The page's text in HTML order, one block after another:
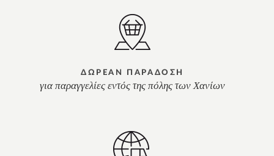
ΔΩΡΕΑΝ ΠΑΡΑΔΟΣΗ
για παραγγελίες εντός της πόλης των Χανίων